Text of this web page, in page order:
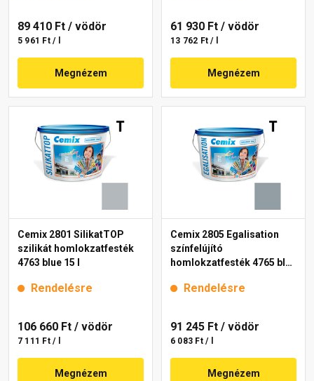
89 410 Ft / vödör
5 961 Ft / l
Megnézem
61 930 Ft / vödör
13 762 Ft / l
Megnézem
Cemix 2801 SilikatTOP
szilikát homlokzatfesték
4763 blue 15 l
Rendelésre
106 660 Ft / vödör
7 111 Ft / l
Megnézem
Cemix 2805 Egalisation
színfelújító
homlokzatfesték 4765 blue
Rendelésre
91 245 Ft / vödör
6 083 Ft / l
Megnézem